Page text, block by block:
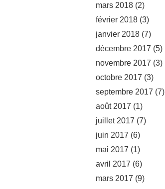
mars 2018 (2)
février 2018 (3)
janvier 2018 (7)
décembre 2017 (5)
novembre 2017 (3)
octobre 2017 (3)
septembre 2017 (7)
août 2017 (1)
juillet 2017 (7)
juin 2017 (6)
mai 2017 (1)
avril 2017 (6)
mars 2017 (9)